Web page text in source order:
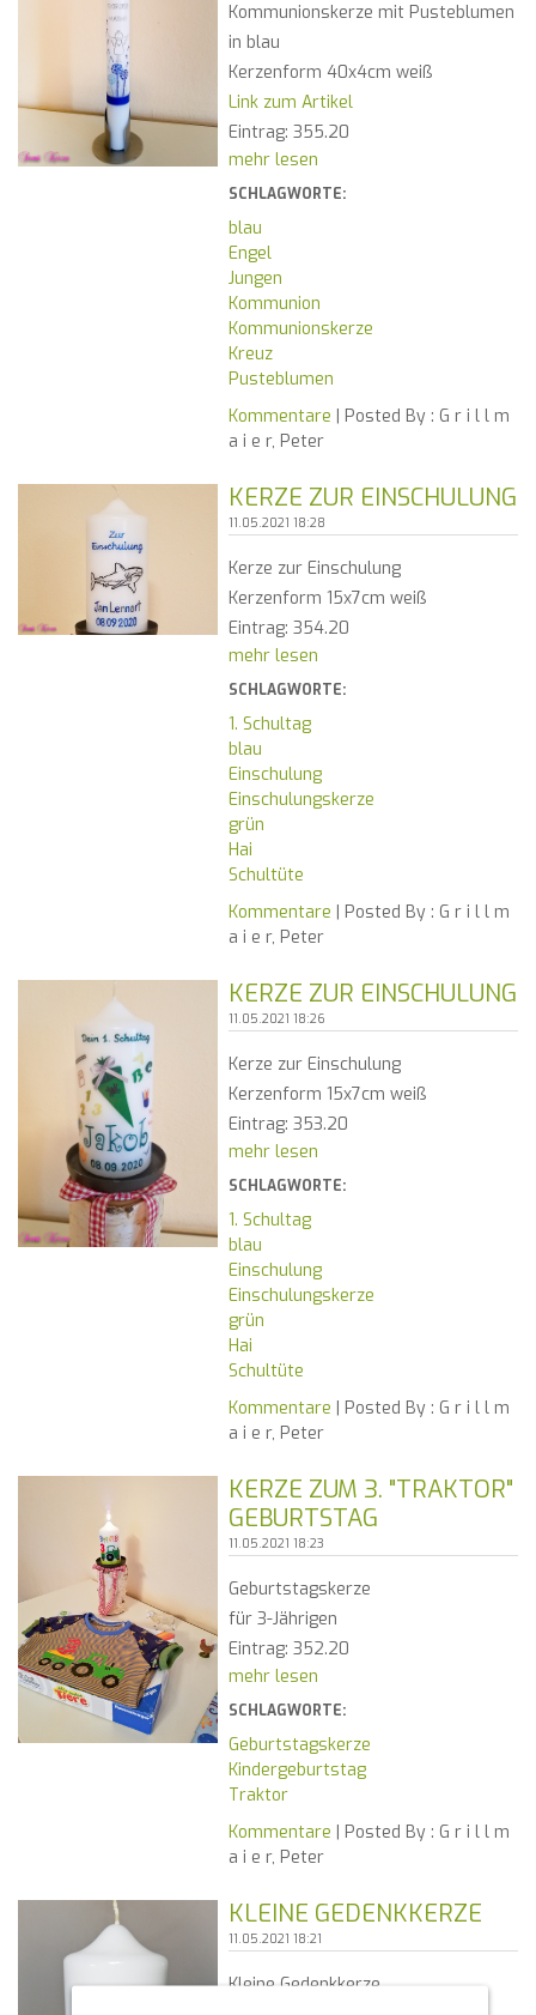
Kommunionskerze mit Pusteblumen
in blau
Kerzenform 40x4cm weiß
Link zum Artikel
Eintrag: 355.20
mehr lesen
SCHLAGWORTE:
blau
Engel
Jungen
Kommunion
Kommunionskerze
Kreuz
Pusteblumen
Kommentare | Posted By : G r i l l m
a i e r, Peter
KERZE ZUR EINSCHULUNG
11.05.2021 18:28
Kerze zur Einschulung
Kerzenform 15x7cm weiß
Eintrag: 354.20
mehr lesen
SCHLAGWORTE:
1. Schultag
blau
Einschulung
Einschulungskerze
grün
Hai
Schultüte
Kommentare | Posted By : G r i l l m
a i e r, Peter
KERZE ZUR EINSCHULUNG
11.05.2021 18:26
Kerze zur Einschulung
Kerzenform 15x7cm weiß
Eintrag: 353.20
mehr lesen
SCHLAGWORTE:
1. Schultag
blau
Einschulung
Einschulungskerze
grün
Hai
Schultüte
Kommentare | Posted By : G r i l l m
a i e r, Peter
KERZE ZUM 3. "TRAKTOR"
GEBURTSTAG
11.05.2021 18:23
Geburtstagskerze
für 3-Jährigen
Eintrag: 352.20
mehr lesen
SCHLAGWORTE:
Geburtstagskerze
Kindergeburtstag
Traktor
Kommentare | Posted By : G r i l l m
a i e r, Peter
KLEINE GEDENKKERZE
11.05.2021 18:21
Kleine Gedenkkerze